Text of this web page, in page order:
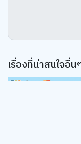
เรื่องที่น่าสนใจอื่น